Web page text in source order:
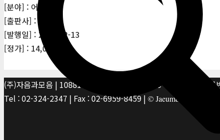
[분야] : 어린이
[출판사] : 이지북
[발행일] : 2023-12-13
[정가] : 14,000원
(주)자음과모음 | 10881 경기 파주시 서패동 469-1 | 사업자등
Tel : 02-324-2347 | Fax : 02-6959-8459 | © Jaeum&Moeum